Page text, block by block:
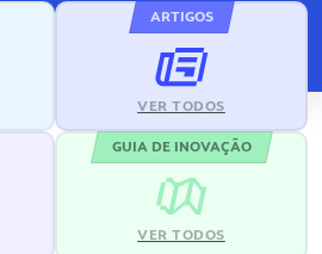
ARTIGOS
VER TODOS
GUIA DE INOVAÇÃO
VER TODOS